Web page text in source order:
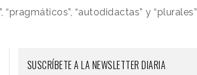
“autodidactas” y “plurales”
SUSCRÍBETE A LA NEWSLETTER DIARIA